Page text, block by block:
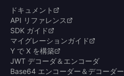
ドキュメント
API リファレンス
SDK ガイド
マイグレーションガイド
Y で X を構築
JWT デコーダ＆エンコーダ
Base64 エンコーダー＆デコーダー